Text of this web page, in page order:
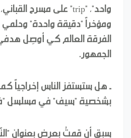
ومؤخراً "دقيقة واحدة"
الفرقة العالم كي أوصِل
الجمهور.
ـهل ستستفز الناس إخراجياً
بشخصية "سيف" في مسلسل
سبق أن قمتُ بعرض بعنوان